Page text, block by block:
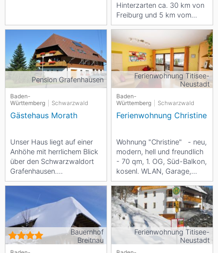
Hinterzarten ca. 30 km von
Freiburg und 5 km vom
weltbekannten Titisee
drei...
Pension Grafenhausen
Baden-
Württemberg
Schwarzwald
Gästehaus Morath
Unser Haus liegt auf einer
Anhöhe mit herrlichem Blick
über den Schwarzwaldort
Grafenhausen.
Ferienwohnungen mit
Ferienwohnung Titisee-
Neustadt
Baden-
Württemberg
Schwarzwald
Ferienwohnung Christine
Wohnung "Christine" - neu,
modern, hell und freundlich
- 70 qm, 1. OG, Süd-Balkon,
kosenl. WLAN, Garage,
Nichtraucher,...
Bauernhof
Breitnau
Ferienwohnung Titisee-
Neustadt